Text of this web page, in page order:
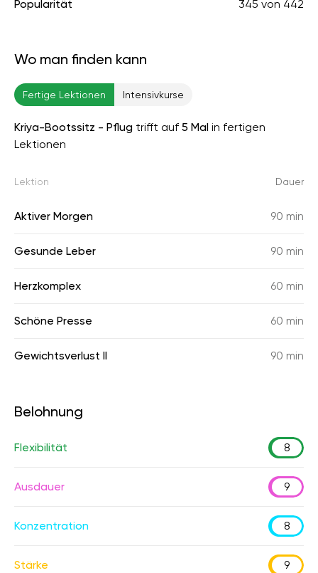
Popularität 345 von 442
Wo man finden kann
Fertige Lektionen Intensivkurse
Kriya-Bootssitz - Pflug trifft auf 5 Mal in fertigen
Lektionen
Lektion Dauer
Aktiver Morgen 90 min
Gesunde Leber 90 min
Herzkomplex 60 min
Schöne Presse 60 min
Gewichtsverlust II 90 min
Belohnung
Flexibilität 8
Ausdauer 9
Konzentration 8
Stärke 9